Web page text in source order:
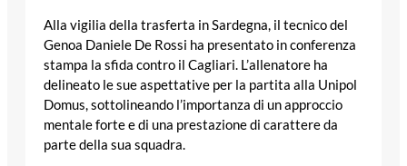
Alla vigilia della trasferta in Sardegna, il tecnico del
Genoa Daniele De Rossi ha presentato in conferenza
stampa la sfida contro il Cagliari. L’allenatore ha
delineato le sue aspettative per la partita alla Unipol
Domus, sottolineando l’importanza di un approccio
mentale forte e di una prestazione di carattere da
parte della sua squadra.